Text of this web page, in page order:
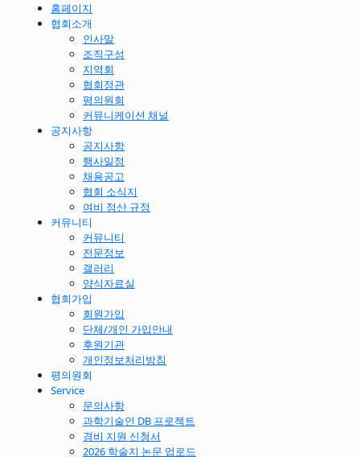
홈페이지
협회소개
인사말
조직구성
지역회
협회정관
평의원회
커뮤니케이션 채널
공지사항
공지사항
행사일정
채용공고
협회 소식지
여비 정산 규정
커뮤니티
커뮤니티
전문정보
갤러리
양식자료실
협회가입
회원가입
단체/개인 가입안내
후원기관
개인정보처리방침
평의원회
Service
문의사항
과학기술인 DB 프로젝트
경비 지원 신청서
2026 학술지 논문 업로드